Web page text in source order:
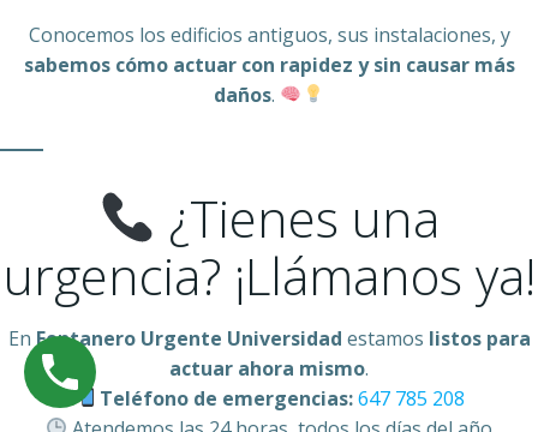
Conocemos los edificios antiguos, sus instalaciones, y
sabemos cómo actuar con rapidez y sin causar más
daños.
¿Tienes una
urgencia? ¡Llámanos ya!
En Fontanero Urgente Universidad estamos listos para
actuar ahora mismo.
Teléfono de emergencias:647 785 208